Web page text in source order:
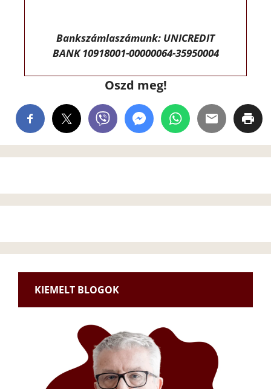
Bankszámlaszámunk: UNICREDIT
BANK 10918001-00000064-35950004
Oszd meg!
KIEMELT BLOGOK